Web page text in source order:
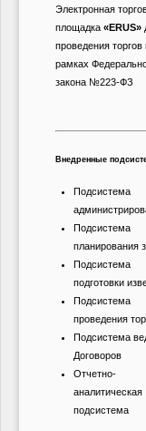
Электронная
площадка «ERUS»
проведения торгов
рамках
закона №223-ФЗ
Внедренные
Подсистема
Подсистема
планирования
Подсистема
подготовки
Подсистема
проведения
Подсистема
Договоров
Отчетно-
аналитическая
подсистема